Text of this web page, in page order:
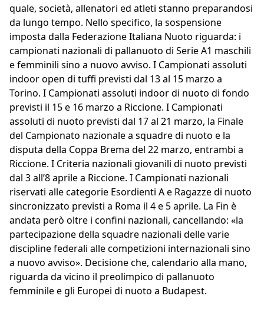
quale, società, allenatori ed atleti stanno preparandosi
da lungo tempo. Nello specifico, la sospensione
imposta dalla Federazione Italiana Nuoto riguarda: i
campionati nazionali di pallanuoto di Serie A1 maschili
e femminili sino a nuovo avviso. I Campionati assoluti
indoor open di tuffi previsti dal 13 al 15 marzo a
Torino. I Campionati assoluti indoor di nuoto di fondo
previsti il 15 e 16 marzo a Riccione. I Campionati
assoluti di nuoto previsti dal 17 al 21 marzo, la Finale
del Campionato nazionale a squadre di nuoto e la
disputa della Coppa Brema del 22 marzo, entrambi a
Riccione. I Criteria nazionali giovanili di nuoto previsti
dal 3 all’8 aprile a Riccione. I Campionati nazionali
riservati alle categorie Esordienti A e Ragazze di nuoto
sincronizzato previsti a Roma il 4 e 5 aprile. La Fin è
andata però oltre i confini nazionali, cancellando: «la
partecipazione della squadre nazionali delle varie
discipline federali alle competizioni internazionali sino
a nuovo avviso». Decisione che, calendario alla mano,
riguarda da vicino il preolimpico di pallanuoto
femminile e gli Europei di nuoto a Budapest.